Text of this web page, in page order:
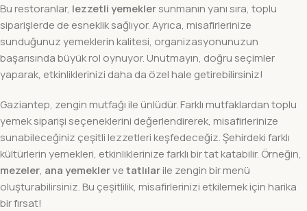
Bu restoranlar, lezzetli yemeklersunmanın yanı sıra, toplu
siparişlerde de esneklik sağlıyor. Ayrıca, misafirlerinize
sunduğunuz yemeklerin kalitesi, organizasyonunuzun
başarısında büyük rol oynuyor. Unutmayın, doğru seçimler
yaparak, etkinliklerinizi daha da özel hale getirebilirsiniz!
Gaziantep, zengin mutfağı ile ünlüdür. Farklı mutfaklardan toplu
yemek siparişi seçeneklerini değerlendirerek, misafirlerinize
sunabileceğiniz çeşitli lezzetleri keşfedeceğiz. Şehirdeki farklı
kültürlerin yemekleri, etkinliklerinize farklı bir tat katabilir. Örneğin,
mezeler, ana yemeklervetatlılarile zengin bir menü
oluşturabilirsiniz. Bu çeşitlilik, misafirlerinizi etkilemek için harika
bir fırsat!